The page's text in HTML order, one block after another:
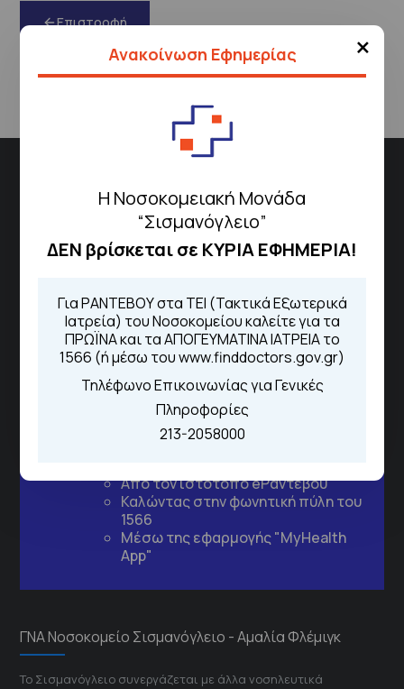
×
Ανακοίνωση Εφημερίας
Η Νοσοκομειακή Μονάδα
“Σισμανόγλειο”
ΔΕΝ βρίσκεται σε ΚΥΡΙΑ ΕΦΗΜΕΡΙΑ!
Για ΡΑΝΤΕΒΟΥ στα ΤΕΙ (Τακτικά Εξωτερικά
Ιατρεία) του Νοσοκομείου καλείτε για τα
ΠΡΩΪΝΑ και τα ΑΠΟΓΕΥΜΑΤΙΝΑ ΙΑΤΡΕΙΑ το
1566 (ή μέσω του www.finddoctors.gov.gr)
Τηλέφωνο Επικοινωνίας για Γενικές
Πληροφορίες
213-2058000
Επιστροφή
Σισμανόγλειου 1,
Μαρούσι 151 26,Χάρτης
Περιοχής
Πως να έρθετε με ΜΜΜ
Τηλέφωνα για Ραντεβού
Για τα πρωινά και τα απογευματινά
Από τον ιστότοποeΡαντεβού
Καλώντας στην φωνητική πύλη του
1566
Μέσω της εφαρμογής "MyHealth
App"
ΓΝΑ Νοσοκομείο Σισμανόγλειο - Αμαλία Φλέμιγκ
Το Σισμανόγλειο συνεργάζεται με άλλα νοσηλευτικά